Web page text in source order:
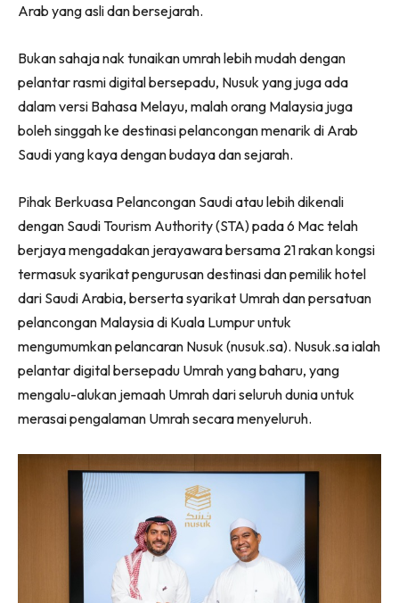
Arab yang asli dan bersejarah.
Bukan sahaja nak tunaikan umrah lebih mudah dengan
pelantar rasmi digital bersepadu, Nusuk yang juga ada
dalam versi Bahasa Melayu, malah orang Malaysia juga
boleh singgah ke destinasi pelancongan menarik di Arab
Saudi yang kaya dengan budaya dan sejarah.
Pihak Berkuasa Pelancongan Saudi atau lebih dikenali
dengan Saudi Tourism Authority (STA) pada 6 Mac telah
berjaya mengadakan jerayawara bersama 21 rakan kongsi
termasuk syarikat pengurusan destinasi dan pemilik hotel
dari Saudi Arabia, berserta syarikat Umrah dan persatuan
pelancongan Malaysia di Kuala Lumpur untuk
mengumumkan pelancaran Nusuk (nusuk.sa). Nusuk.sa ialah
pelantar digital bersepadu Umrah yang baharu, yang
mengalu-alukan jemaah Umrah dari seluruh dunia untuk
merasai pengalaman Umrah secara menyeluruh.